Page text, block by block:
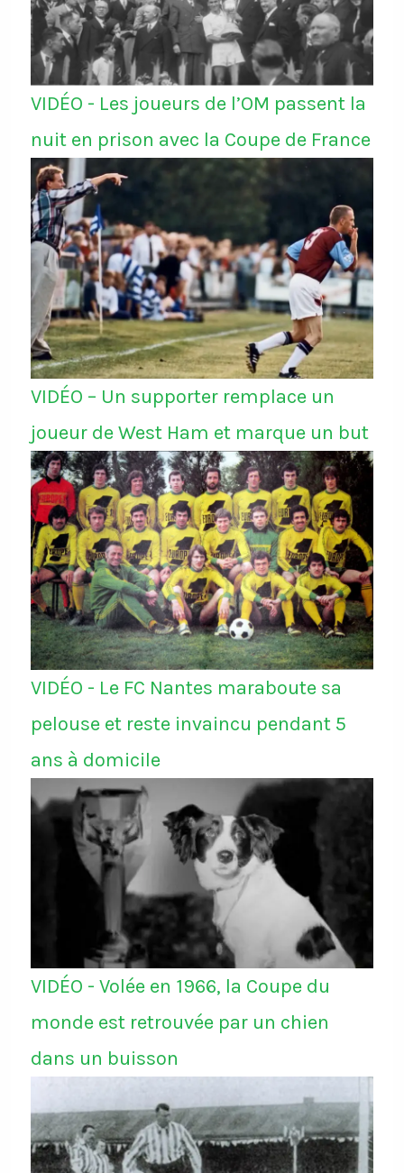
VIDÉO - Les joueurs de l’OM passent la
nuit en prison avec la Coupe de France
VIDÉO – Un supporter remplace un
joueur de West Ham et marque un but
VIDÉO - Le FC Nantes maraboute sa
pelouse et reste invaincu pendant 5
ans à domicile
VIDÉO - Volée en 1966, la Coupe du
monde est retrouvée par un chien
dans un buisson